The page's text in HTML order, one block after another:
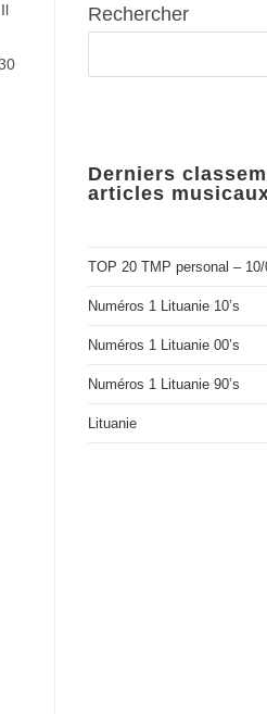
. Il
Rechercher
Derniers
articles
TOP 20 TMP personal – 10/
Numéros 1 Lituanie 10’s
Numéros 1 Lituanie 00’s
Numéros 1 Lituanie 90’s
Lituanie